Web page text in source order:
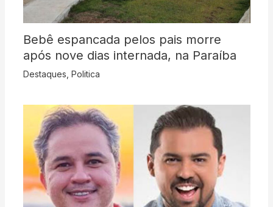
Bebê espancada pelos pais morre
após nove dias internada, na Paraíba
Destaques Politica